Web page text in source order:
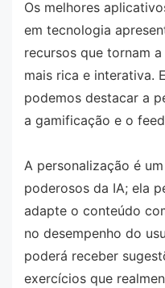
Os melhores
em tecnologia
recursos que tornam
mais rica e interativa.
podemos destacar a
a gamificação e o
A personalização é
poderosos da IA; ela
adapte o conteúdo
no desempenho do
poderá receber
exercícios que